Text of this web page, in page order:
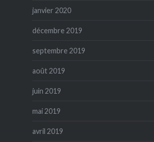
janvier 2020
décembre 2019
septembre 2019
août 2019
juin 2019
mai 2019
avril 2019